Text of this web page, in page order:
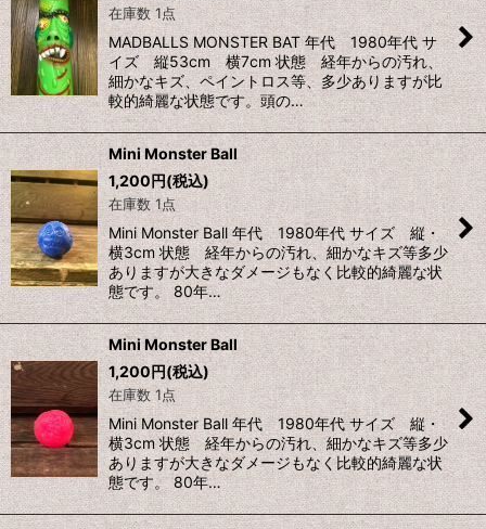
在庫数 1点
MADBALLS MONSTER BAT 年代 1980年代 サ
イズ 縦53cm 横7cm 状態 経年からの汚れ、
細かなキズ、ペイントロス等、多少ありますが比
較的綺麗な状態です。頭の…
Mini Monster Ball
1,200円(税込)
在庫数 1点
Mini Monster Ball 年代 1980年代 サイズ 縦・
横3cm 状態 経年からの汚れ、細かなキズ等多少
ありますが大きなダメージもなく比較的綺麗な状
態です。 80年…
Mini Monster Ball
1,200円(税込)
在庫数 1点
Mini Monster Ball 年代 1980年代 サイズ 縦・
横3cm 状態 経年からの汚れ、細かなキズ等多少
ありますが大きなダメージもなく比較的綺麗な状
態です。 80年…